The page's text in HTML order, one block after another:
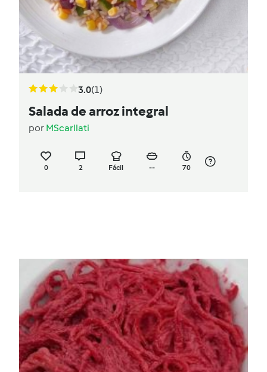
3.0(1)
Salada de arroz integral
por MScarllati
0 2 Fácil -- 70